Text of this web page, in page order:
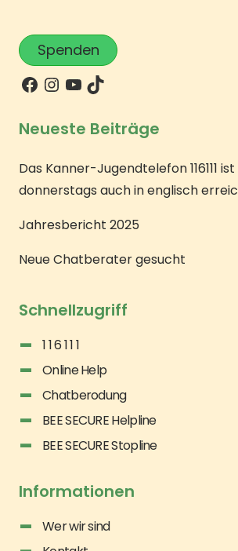
Spenden
Neueste Beiträge
Das Kanner-Jugendtelefon 116111
donnerstags auch in englisch
Jahresbericht 2025
Neue Chatberater gesucht
Schnellzugriff
1 1 6 1 1 1
Online Help
Chatberodung
BEE SECURE Helpline
BEE SECURE Stopline
Informationen
Wer wir sind